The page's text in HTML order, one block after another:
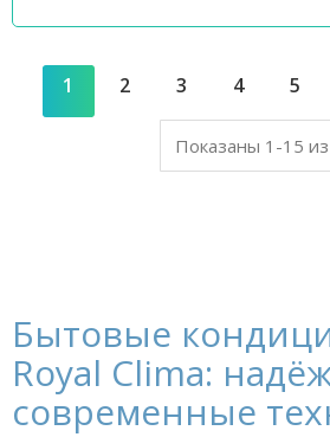
1 2 3 4 5
Показаны 1-15
Бытовые
Royal Clima:
современные